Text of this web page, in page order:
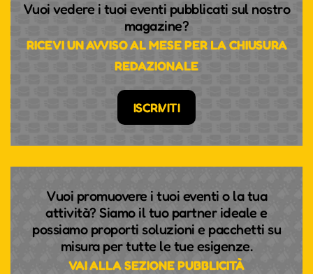
Vuoi vedere i tuoi eventi pubblicati sul nostro
magazine?
RICEVI UN AVVISO AL MESE PER LA CHIUSURA
REDAZIONALE
ISCRIVITI
Vuoi promuovere i tuoi eventi o la tua
attività? Siamo il tuo partner ideale e
possiamo proporti soluzioni e pacchetti su
misura per tutte le tue esigenze.
VAI ALLA SEZIONE PUBBLICITÀ